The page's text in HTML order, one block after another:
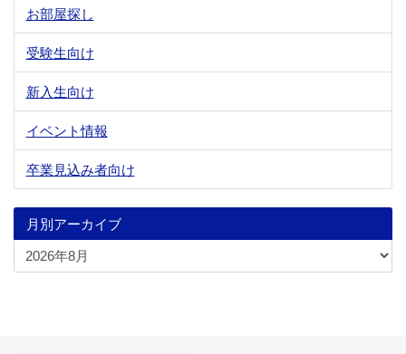
お部屋探し
受験生向け
新入生向け
イベント情報
卒業見込み者向け
月別アーカイブ